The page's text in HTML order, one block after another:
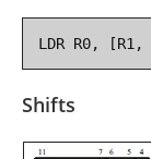
LDR R0, [R1,
Shifts